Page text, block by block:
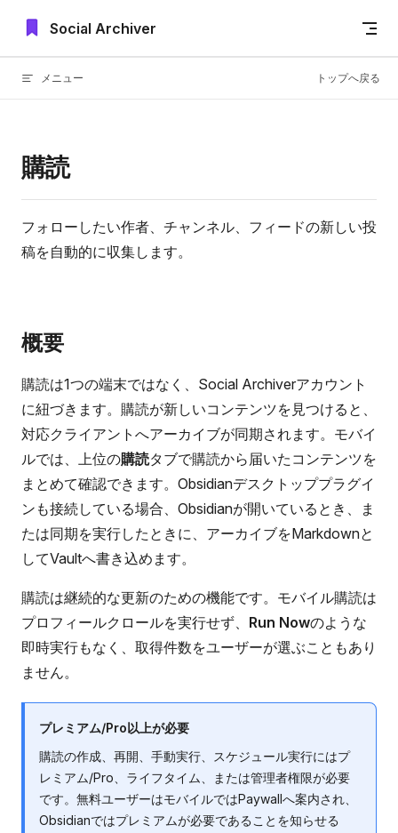
Skip to content
Social Archiver
メニュー トップへ戻る
購読
フォローしたい作者、チャンネル、フィードの新しい投
稿を自動的に収集します。
概要
購読は1つの端末ではなく、Social Archiverアカウント
に紐づきます。購読が新しいコンテンツを見つけると、
対応クライアントへアーカイブが同期されます。モバイ
ルでは、上位の購読タブで購読から届いたコンテンツを
まとめて確認できます。Obsidianデスクトッププラグイ
ンも接続している場合、Obsidianが開いているとき、ま
たは同期を実行したときに、アーカイブをMarkdownと
してVaultへ書き込めます。
購読は継続的な更新のための機能です。モバイル購読は
プロフィールクロールを実行せず、 Run Nowのような
即時実行もなく、取得件数をユーザーが選ぶこともあり
ません。
プレミアム/Pro以上が必要
購読の作成、再開、手動実行、スケジュール実行にはプ
レミアム/Pro、ライフタイム、または管理者権限が必要
です。無料ユーザーはモバイルではPaywallへ案内され、
Obsidianではプレミアムが必要であることを知らせる